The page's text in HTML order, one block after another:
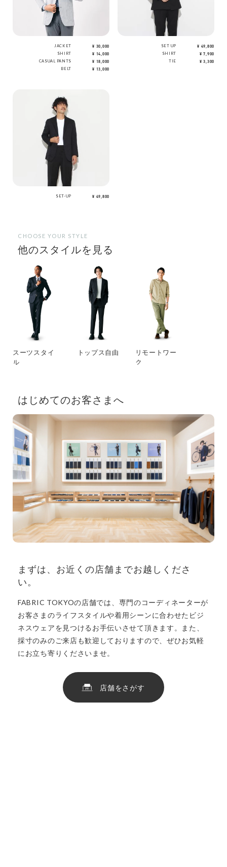
JACKET ¥ 30,000
SHIRT ¥ 14,000
CASUAL PANTS ¥ 18,000
BELT ¥ 13,000
SET UP ¥ 49,800
SHIRT ¥ 7,900
TIE ¥ 3,300
SET-UP ¥ 49,800
CHOOSE YOUR STYLE
他のスタイルを見る
スーツスタイ
ル
トップス自由
リモートワー
ク
はじめてのお客さまへ
まずは、お近くの店舗までお越しくださ
い。
FABRIC TOKYOの店舗では、専門のコーディネーターが
お客さまのライフスタイルや着用シーンに合わせたビジ
ネスウェアを見つけるお手伝いさせて頂きます。また、
採寸のみのご来店も歓迎しておりますので、ぜひお気軽
にお立ち寄りくださいませ。
店舗をさがす